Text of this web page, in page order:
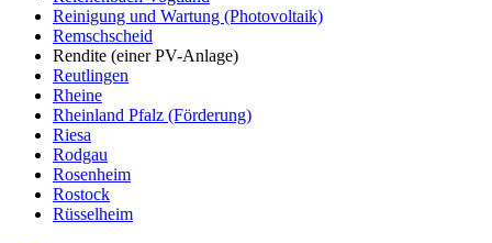
Reinigung und Wartung (Photovoltaik)
Remschscheid
Rendite (einer PV-Anlage)
Reutlingen
Rheine
Rheinland Pfalz (Förderung)
Riesa
Rodgau
Rosenheim
Rostock
Rüsselheim